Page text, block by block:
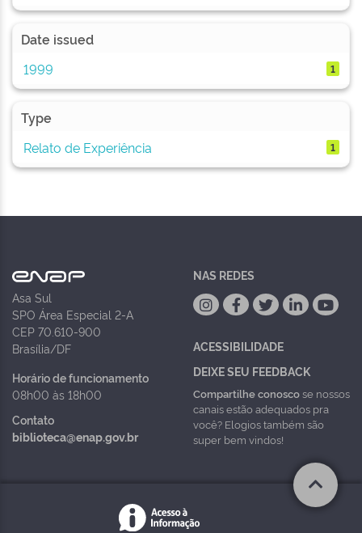
Date issued
1999
1
Type
Relato de Experiência
1
Asa Sul
SPO Área Especial 2-A
CEP 70.610-900
Brasília/DF
Horário de funcionamento
08h00 às 18h00
Contato
biblioteca@enap.gov.br
NAS REDES
ACESSIBILIDADE
DEIXE SEU FEEDBACK
Compartilhe conoscose nossos
canais estão adequados pra
você? Elogios também são
super bem vindos!